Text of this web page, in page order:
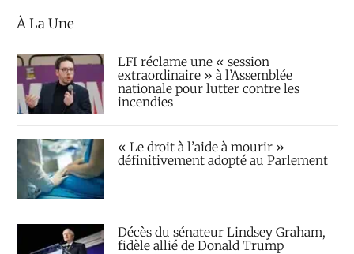
À La Une
LFI réclame une « session
extraordinaire » à l’Assemblée
nationale pour lutter contre les
incendies
« Le droit à l’aide à mourir »
définitivement adopté au Parlement
Décès du sénateur Lindsey Graham,
fidèle allié de Donald Trump